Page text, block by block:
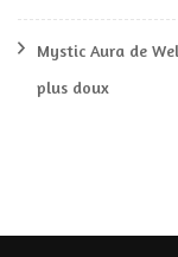
Mystic Aura de
plus doux